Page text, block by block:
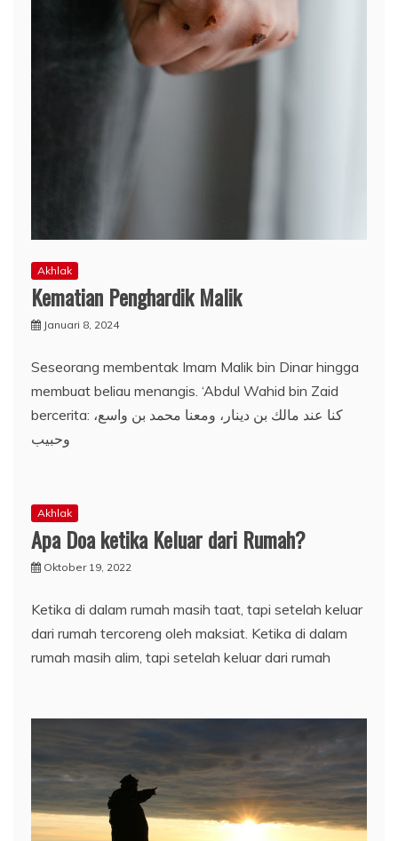
Akhlak
Kematian Penghardik Malik
Januari 8, 2024
Seseorang membentak Imam Malik bin Dinar hingga
membuat beliau menangis. ‘Abdul Wahid bin Zaid
bercerita: كنا عند مالك بن دينار، ومعنا محمد بن واسع،
وحبيب
Akhlak
Apa Doa ketika Keluar dari Rumah?
Oktober 19, 2022
Ketika di dalam rumah masih taat, tapi setelah keluar
dari rumah tercoreng oleh maksiat. Ketika di dalam
rumah masih alim, tapi setelah keluar dari rumah